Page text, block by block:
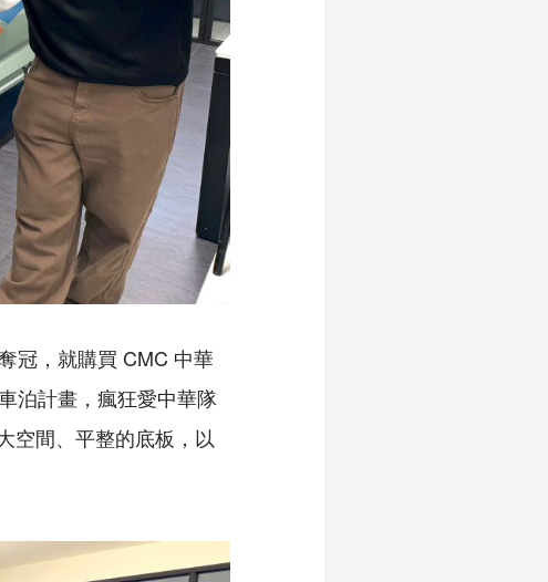
冠，就購買 CMC 中華
泊計畫，瘋狂愛中華隊
空間、平整的底板，以